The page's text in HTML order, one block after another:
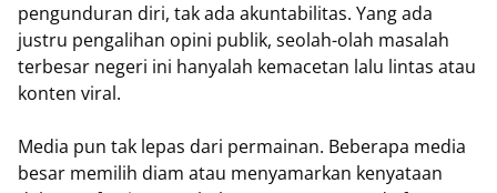
pengunduran diri, tak ada akuntabilitas. Yang ada
justru pengalihan opini publik, seolah-olah masalah
terbesar negeri ini hanyalah kemacetan lalu lintas atau
konten viral.
Media pun tak lepas dari permainan. Beberapa media
besar memilih diam atau menyamarkan kenyataan